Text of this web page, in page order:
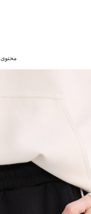
محتوى القماش :